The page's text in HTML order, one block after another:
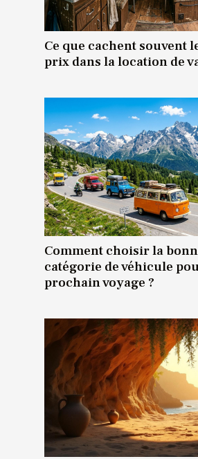
Ce que cachent souvent
prix dans la location de
Comment choisir la
catégorie de véhicule
prochain voyage ?